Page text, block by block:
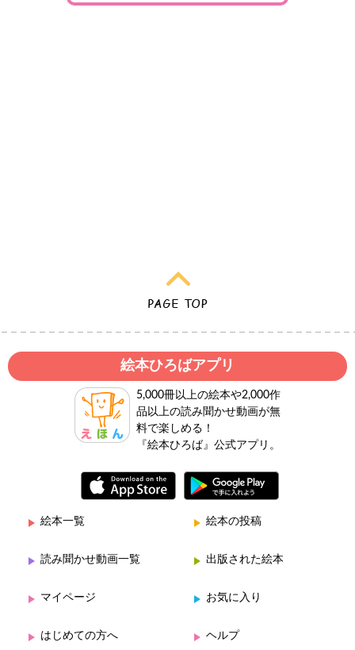
絵本ひろばアプリ
5,000冊以上の絵本や2,000作
品以上の読み聞かせ動画が無
料で楽しめる！
『絵本ひろば』公式アプリ。
絵本一覧 絵本の投稿
読み聞かせ動画一覧 出版された絵本
マイページ お気に入り
はじめての方へ ヘルプ